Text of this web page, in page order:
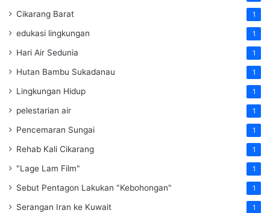
Cikarang Barat 1
edukasi lingkungan 1
Hari Air Sedunia 1
Hutan Bambu Sukadanau 1
Lingkungan Hidup 1
pelestarian air 1
Pencemaran Sungai 1
Rehab Kali Cikarang 1
"Lage Lam Film" 1
Sebut Pentagon Lakukan "Kebohongan" 1
Serangan Iran ke Kuwait 1